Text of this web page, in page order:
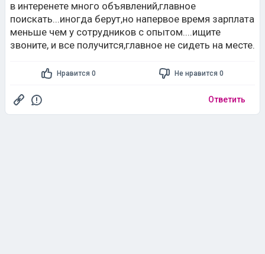
в интеренете много объявлений,главное
поискать...иногда берут,но напервое время зарплата
меньше чем у сотрудников с опытом....ищите
звоните, и все получится,главное не сидеть на месте.
Нравится 0 Не нравится 0
Ответить